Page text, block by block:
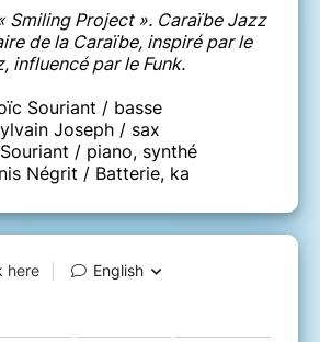
Smiling Project ». Caraïbe Jazz
de la Caraïbe, inspiré par le
influencé par le Funk.
Souriant / basse
Joseph / sax
/ piano, synthé
Négrit / Batterie, ka